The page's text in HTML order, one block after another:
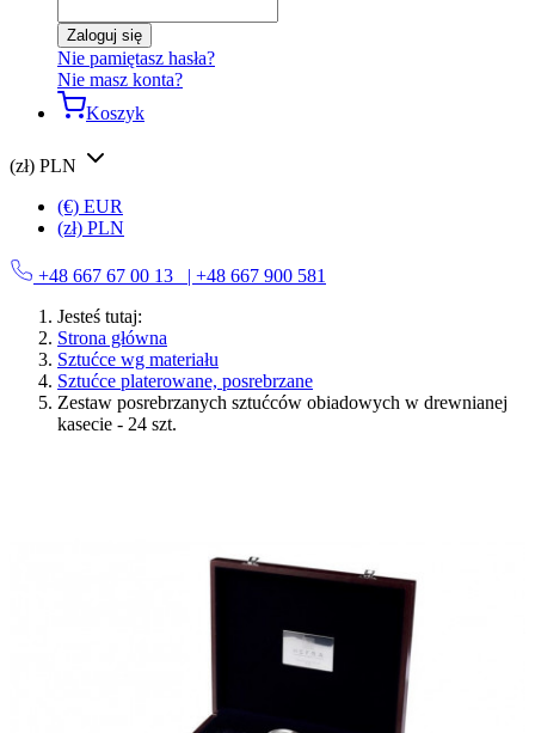
Zaloguj się
Nie pamiętasz hasła?
Nie masz konta?
Koszyk
(zł) PLN
(€) EUR
(zł) PLN
+48 667 67 00 13
| +48 667 900 581
Jesteś tutaj:
Strona główna
Sztućce wg materiału
Sztućce platerowane, posrebrzane
Zestaw posrebrzanych sztućców obiadowych w drewnianej
kasecie - 24 szt.